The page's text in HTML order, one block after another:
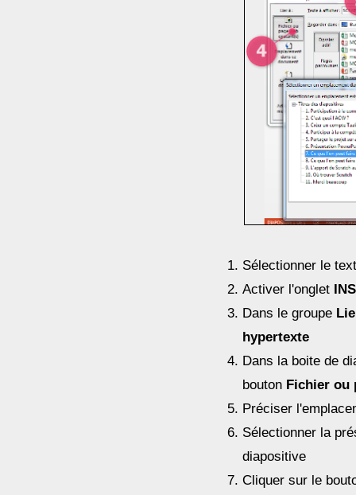
Sélectionner le
Activer l'onglet
Dans le groupe
hypertexte
Dans la boite de
bouton Fichier ou
Préciser
Sélectionner la
diapositive
Cliquer sur le